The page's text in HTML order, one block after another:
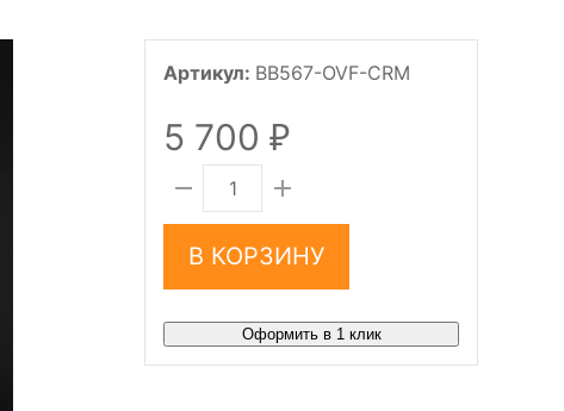
Артикул: BB567-OVF-CRM
5 700 ₽
В КОРЗИНУ
Оформить в 1 клик